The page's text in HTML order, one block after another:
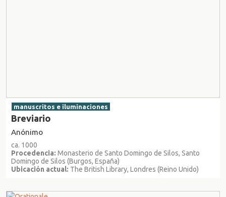
manuscritos e iluminaciones
Breviario
Anónimo
ca. 1000
Procedencia: Monasterio de Santo Domingo de Silos, Santo
Domingo de Silos (Burgos, España)
Ubicación actual: The British Library, Londres (Reino Unido)